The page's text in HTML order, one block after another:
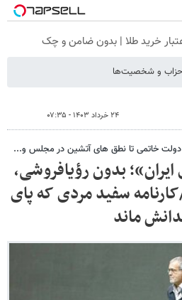
و شخصیت‌ها
۲۴ خرداد ۱۴۰۳ - ۰۷:۳۵
بدون رؤیافروشی،
سفید مردی که پای
ماند